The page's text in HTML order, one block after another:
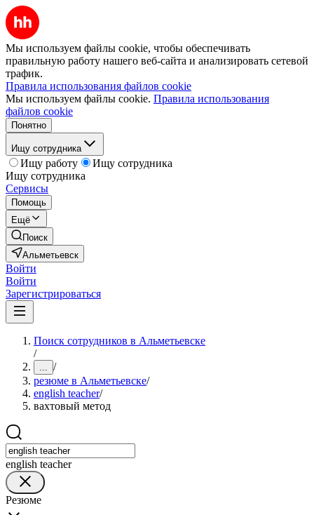
Мы используем файлы cookie, чтобы обеспечивать
правильную работу нашего веб-сайта и анализировать сетевой
трафик.
Правила использования файлов cookie
Мы используем файлы cookie. Правила использования
файлов cookie
Понятно
Ищу сотрудника
Ищу работу
Ищу сотрудника
Ищу сотрудника
Сервисы
Помощь
Ещё
Поиск
Альметьевск
Войти
Войти
Зарегистрироваться
Поиск сотрудников в Альметьевске
/
... /
резюме в Альметьевске/
english teacher/
вахтовый метод
english teacher
Резюме